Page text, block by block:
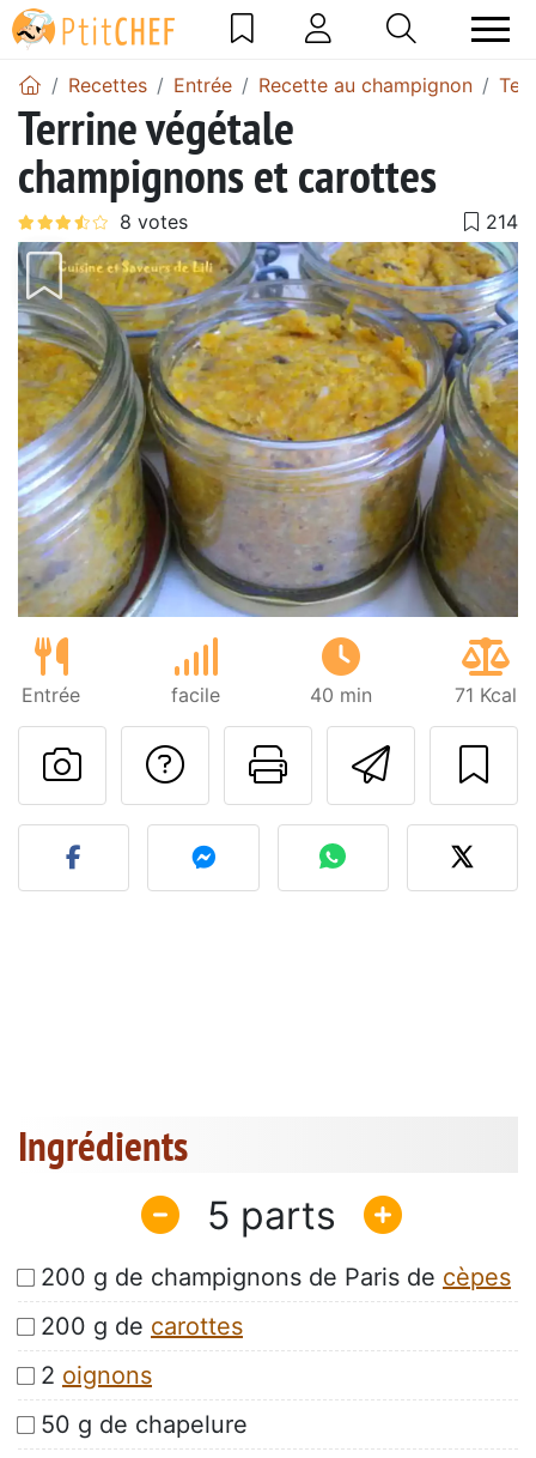
Recettes Entrée Recette au champignon
Terrine végétale
champignons et carottes
Entrée facile 40 min 71 Kcal
Imprimer
Poser une
Publier votre photo de
Ingrédients
5
200 g de champignons de Paris de cèpes
200 g de carottes
2 oignons
50 g de chapelure